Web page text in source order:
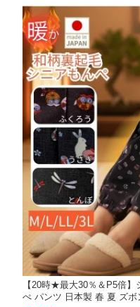
【20時★最大30％＆P5倍
ぺ パンツ 日本製 春 夏 ズ